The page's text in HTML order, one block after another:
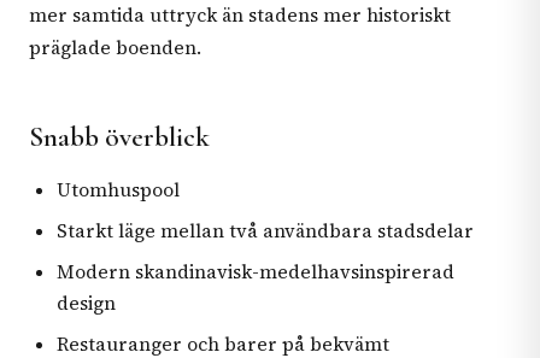
mer samtida uttryck än stadens mer historiskt
präglade boenden.
Snabb överblick
Utomhuspool
Starkt läge mellan två användbara stadsdelar
Modern skandinavisk-medelhavsinspirerad
design
Restauranger och barer på bekvämt